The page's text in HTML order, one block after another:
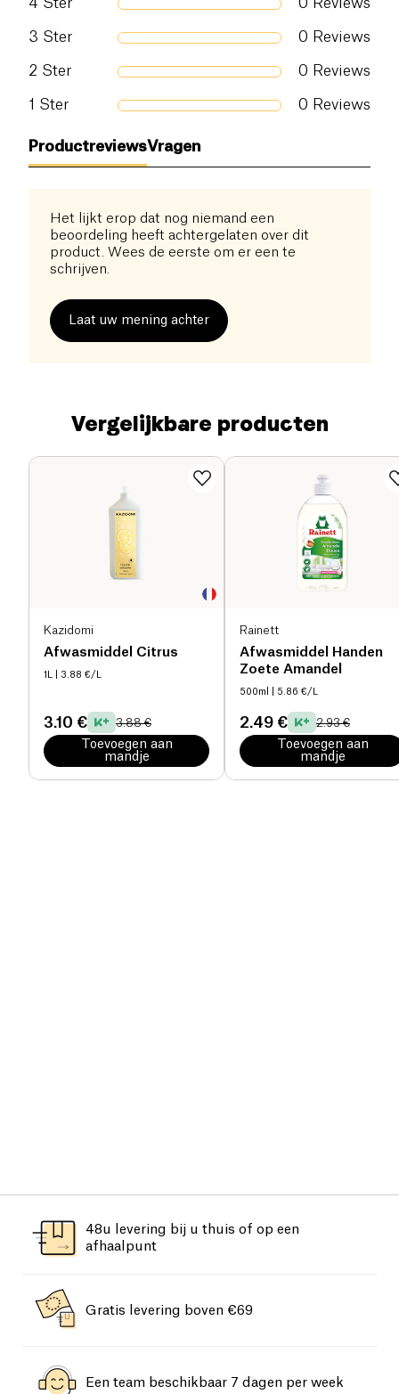
4 Ster 0 Reviews
3 Ster 0 Reviews
2 Ster 0 Reviews
1 Ster 0 Reviews
ProductreviewsVragen
Het lijkt erop dat nog niemand een
beoordeling heeft achtergelaten over dit
product. Wees de eerste om er een te
schrijven.
Laat uw mening achter
Vergelijkbare producten
Kazidomi
Afwasmiddel Citrus
1L | 3.88 €/L
3.10 € 3.88 €
Toevoegen aan
mandje
Rainett
Afwasmiddel Handen
Zoete Amandel
500ml | 5.86 €/L
2.49 € 2.93 €
Toevoegen aan
mandje
48u levering bij u thuis of op een
afhaalpunt
Gratis levering boven €69
Een team beschikbaar 7 dagen per week